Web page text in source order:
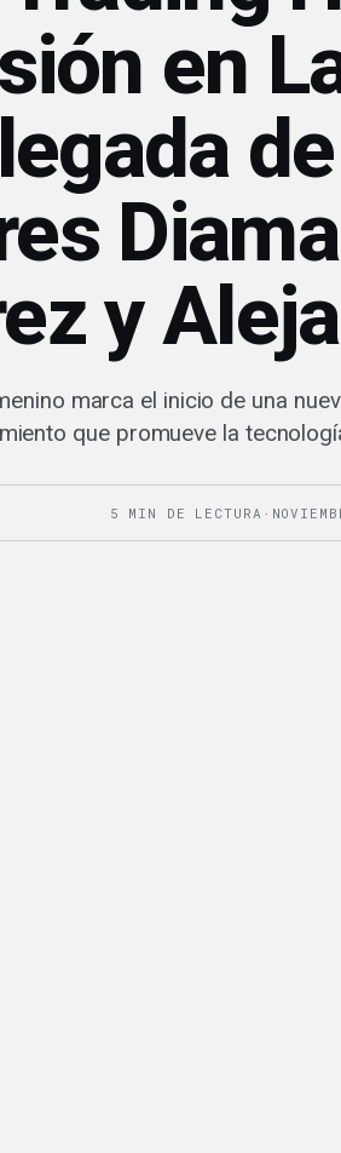
en
y
marca el inicio de una
que promueve la
5 MIN DE LECTURA ·